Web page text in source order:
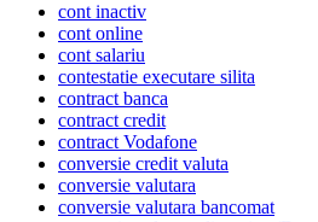
cont inactiv
cont online
cont salariu
contestatie executare silita
contract banca
contract credit
contract Vodafone
conversie credit valuta
conversie valutara
conversie valutara bancomat